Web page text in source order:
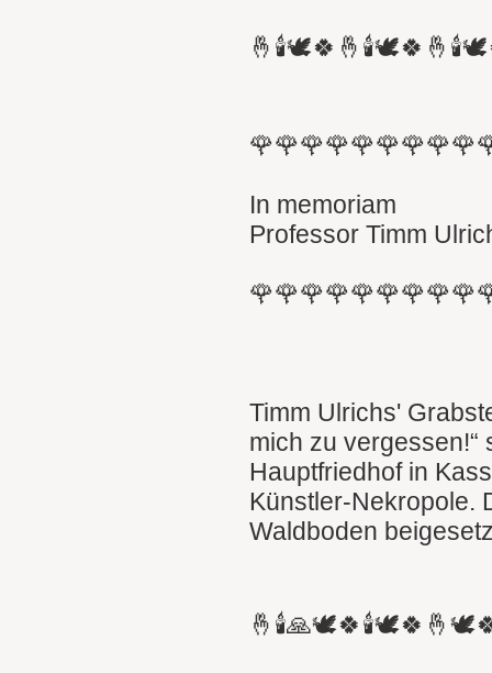
In memoriam
Professor Timm
Timm Ulrichs'
mich zu vergessen!“
Hauptfriedhof in
Künstler-Nekropole.
Waldboden